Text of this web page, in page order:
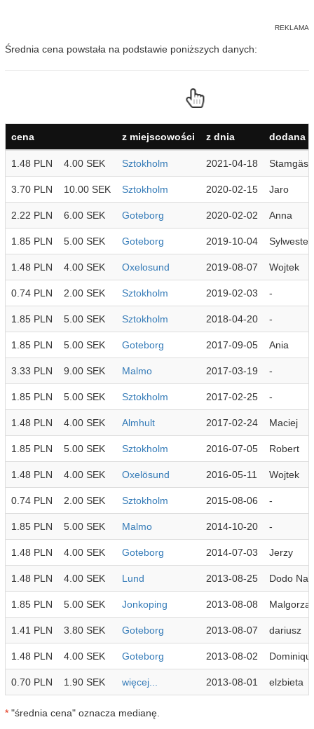
Średnia cena powstała na podstawie poniższych danych:
cena z miejscowości z dnia dodana
1.48 PLN 4.00 SEK Sztokholm 2021-04-18 Stamgäst
3.70 PLN 10.00 SEK Sztokholm 2020-02-15 Jaro
2.22 PLN 6.00 SEK Goteborg 2020-02-02 Anna
1.85 PLN 5.00 SEK Goteborg 2019-10-04 Sylwester
1.48 PLN 4.00 SEK Oxelosund 2019-08-07 Wojtek
0.74 PLN 2.00 SEK Sztokholm 2019-02-03 -
1.85 PLN 5.00 SEK Sztokholm 2018-04-20 -
1.85 PLN 5.00 SEK Goteborg 2017-09-05 Ania
3.33 PLN 9.00 SEK Malmo 2017-03-19 -
1.85 PLN 5.00 SEK Sztokholm 2017-02-25 -
1.48 PLN 4.00 SEK Almhult 2017-02-24 Maciej
1.85 PLN 5.00 SEK Sztokholm 2016-07-05 Robert
1.48 PLN 4.00 SEK Oxelösund 2016-05-11 Wojtek
0.74 PLN 2.00 SEK Sztokholm 2015-08-06 -
1.85 PLN 5.00 SEK Malmo 2014-10-20 -
1.48 PLN 4.00 SEK Goteborg 2014-07-03 Jerzy
1.48 PLN 4.00 SEK Lund 2013-08-25 Dodo
1.85 PLN 5.00 SEK Jonkoping 2013-08-08
1.41 PLN 3.80 SEK Goteborg 2013-08-07 dariusz
1.48 PLN 4.00 SEK Goteborg 2013-08-02
0.70 PLN 1.90 SEK więcej... 2013-08-01 elzbieta
* "średnia cena" oznacza medianę.